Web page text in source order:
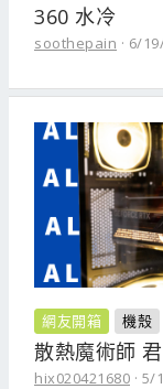
360 水冷
soothepain 6/
網友開箱 機殼
散熱魔術師
hix020421680 5/